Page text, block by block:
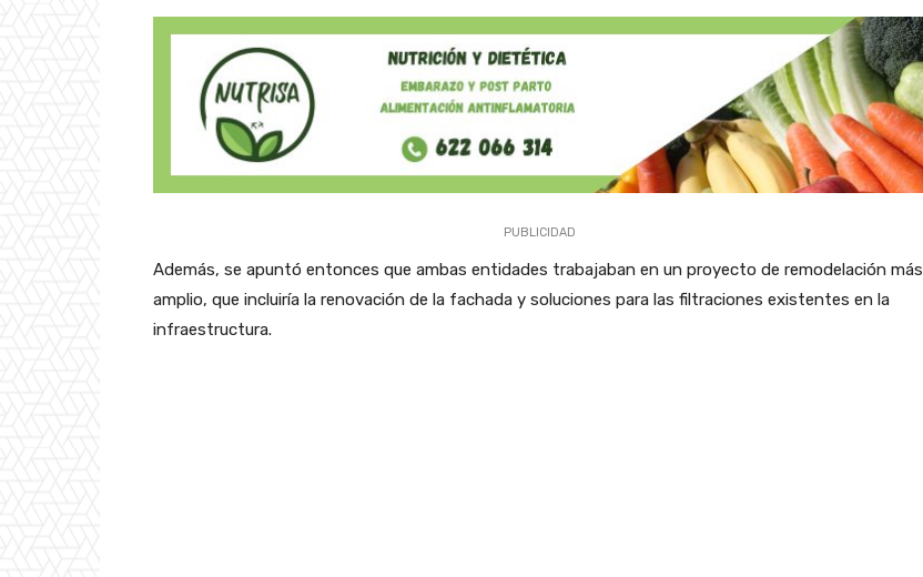
PUBLICIDAD
Además, se apuntó entonces que ambas entidades trabajaban en un proyecto de remodelación más
amplio, que incluiría la renovación de la fachada y soluciones para las filtraciones existentes en la
infraestructura.